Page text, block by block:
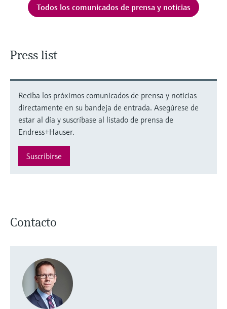
Todos los comunicados de prensa y noticias
Press list
Reciba los próximos comunicados de prensa y noticias
directamente en su bandeja de entrada. Asegúrese de
estar al día y suscríbase al listado de prensa de
Endress+Hauser.
Suscribirse
Contacto